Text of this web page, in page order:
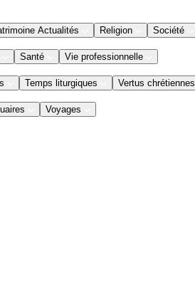
Actualités Religion Société
Santé Vie professionnelle
Temps liturgiques Vertus chrétiennes
Voyages